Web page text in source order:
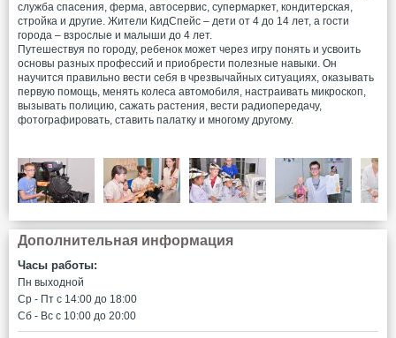
служба спасения, ферма, автосервис, супермаркет, кондитерская,
стройка и другие. Жители КидСпейс – дети от 4 до 14 лет, а гости
города – взрослые и малыши до 4 лет.
Путешествуя по городу, ребенок может через игру понять и усвоить
основы разных профессий и приобрести полезные навыки. Он
научится правильно вести себя в чрезвычайных ситуациях, оказывать
первую помощь, менять колеса автомобиля, настраивать микроскоп,
вызывать полицию, сажать растения, вести радиопередачу,
фотографировать, ставить палатку и многому другому.
Дополнительная информация
Часы работы:
Пн выходной
Ср - Пт c 14:00 до 18:00
Сб - Вс c 10:00 до 20:00